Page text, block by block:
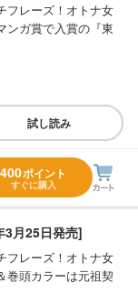
フレーズ！オトナ女
ンガ賞で入賞の『東
試し読み
400ポイント
すぐに購入
月25日発売]
フレーズ！オトナ女
巻頭カラーは元祖契